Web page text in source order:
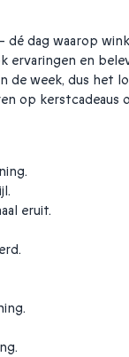
dé dag waarop
en
de week, dus het
op kerstcadeaus
eruit.